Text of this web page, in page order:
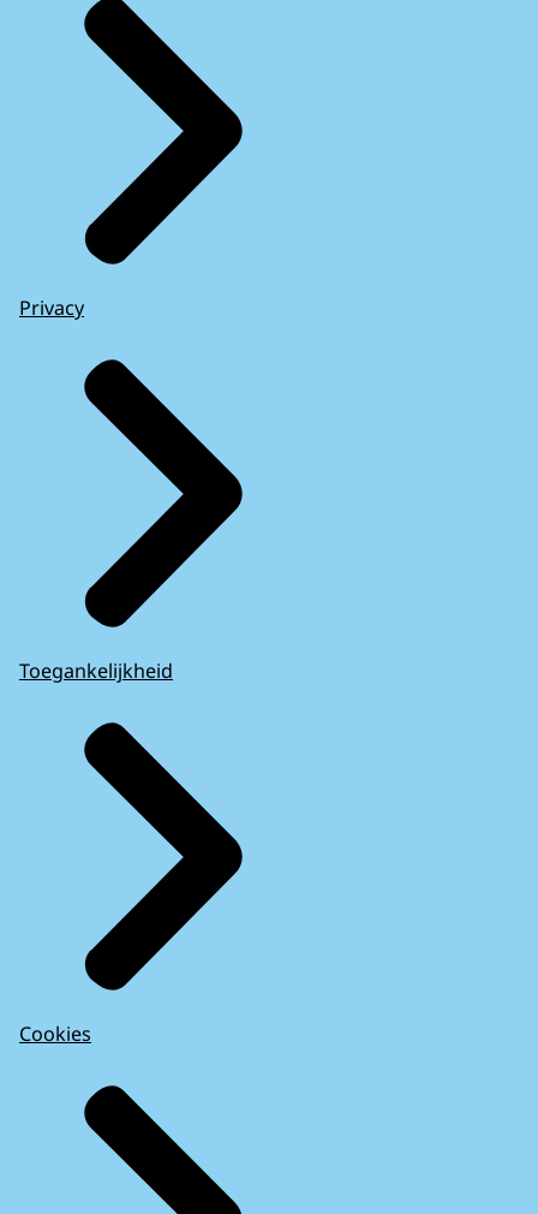
Privacy
Toegankelijkheid
Cookies